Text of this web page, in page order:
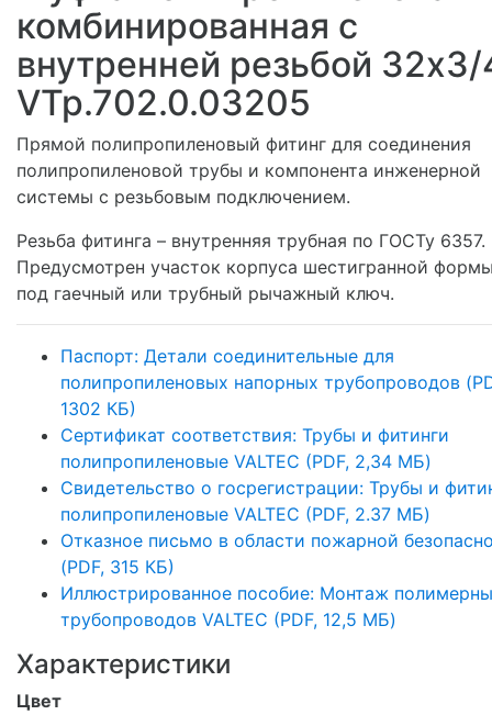
комбинированная с
внутренней резьбой 32х3/
VTp.702.0.03205
Прямой полипропиленовый фитинг для соединения
полипропиленовой трубы и компонента инженерной
системы с резьбовым подключением.
Резьба фитинга – внутренняя трубная по ГОСТу 6357.
Предусмотрен участок корпуса шестигранной
под гаечный или трубный рычажный ключ.
Паспорт: Детали соединительные для
полипропиленовых напорных трубопроводов
1302 КБ)
Сертификат соответствия: Трубы и фитинги
полипропиленовые VALTEC (PDF, 2,34 МБ)
Свидетельство о госрегистрации: Трубы и
полипропиленовые VALTEC (PDF, 2.37 MБ)
Отказное письмо в области пожарной
(PDF, 315 КБ)
Иллюстрированное пособие: Монтаж
трубопроводов VALTEC (PDF, 12,5 МБ)
Характеристики
Цвет